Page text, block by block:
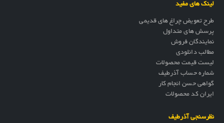
لینک های مفید
طرح تعویض چراغ های قدیمی
پرسش های متداول
نمایندگان فروش
مطالب دانلودی
لیست قیمت محصولات
شماره حساب آذرطیف
گواهی حسن انجام کار
ایران کد محصولات
نظرسنجی آذرطیف